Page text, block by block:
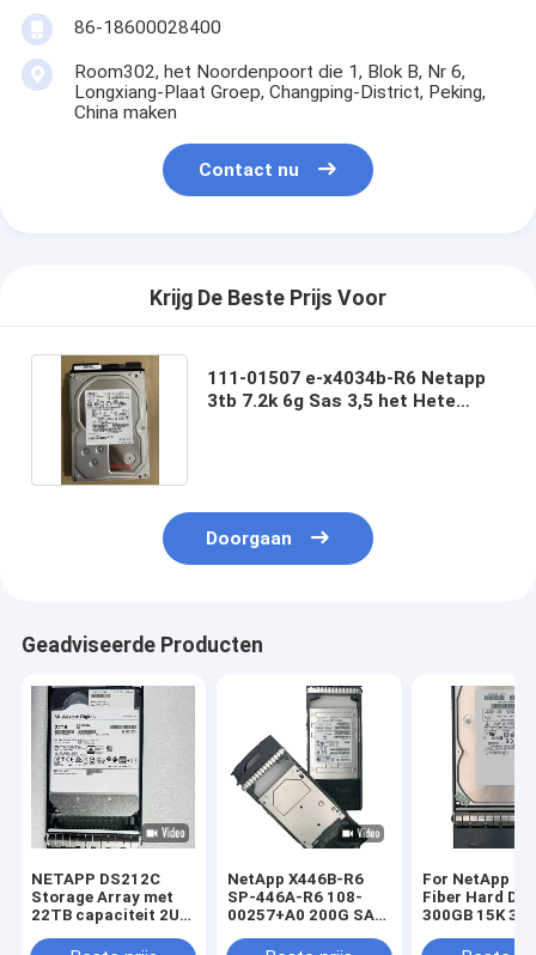
86-18600028400
Room302, het Noordenpoort die 1, Blok B, Nr 6,
Longxiang-Plaat Groep, Changping-District, Peking,
China maken
Contact nu
Krijg De Beste Prijs Voor
111-01507 e-x4034b-R6 Netapp
3tb 7.2k 6g Sas 3,5 het Hete
Doorgaan
Geadviseerde Producten
NETAPP DS212C
Storage Array met
22TB capaciteit 2U
Dual Controller
NetApp X446B-R6
SP-446A-R6 108-
00257+A0 200G SAS
446A-R6
For NetApp
Fiber Hard
300GB 15K